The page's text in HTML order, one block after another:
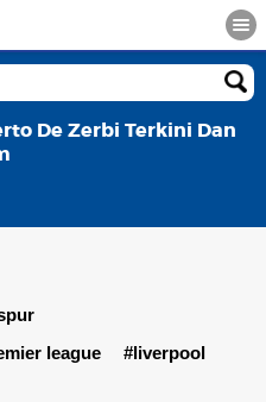
De Zerbi Terkini Dan
league
#liverpool